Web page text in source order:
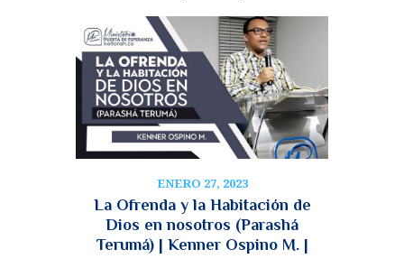
ENERO 27, 2023
La Ofrenda y la Habitación de
Dios en nosotros (Parashá
Terumá) | Kenner Ospino M. |